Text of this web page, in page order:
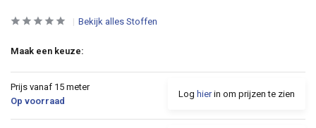
Bekijk alles Stoffen
Maak een keuze:
Prijs vanaf 15 meter
Op voorraad
Log hierin om prijzen te zien